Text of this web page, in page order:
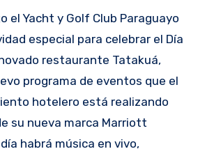
especial para celebrar el Día
restaurante Tatakuá,
programa de eventos que el
hotelero está realizando
su nueva marca Marriott
habrá música en vivo,